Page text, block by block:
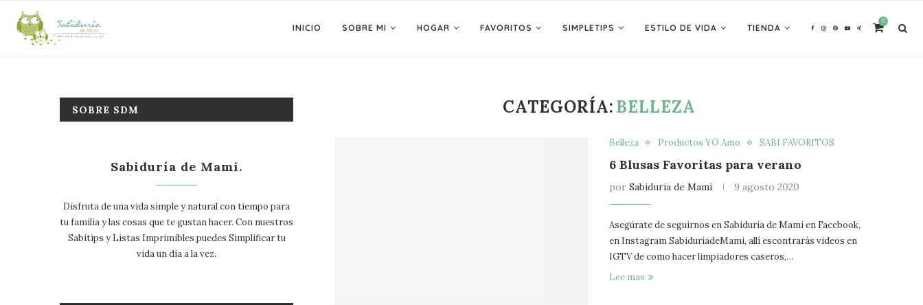
INICIO SOBRE MI HOGAR FAVORITOS SIMPLETIPS ESTILO DE VIDA TIENDA
0
CATEGORÍA:BELLEZA
Belleza Productos YO Amo SABI FAVORITOS
6 Blusas Favoritas para verano
porSabiduria de Mami 9 agosto 2020
Asegúrate de seguirnos en Sabiduría de Mami en Facebook,
en Instagram SabiduríadeMami, allí escontrarás videos en
IGTV de como hacer limpiadores caseros,…
Lee mas
SOBRE SDM
Sabiduría de Mami.
Disfruta de una vida simple y natural con tiempo para
tu familia y las cosas que te gustan hacer. Con nuestros
Sabitips y Listas Imprimibles puedes Simplificar tu
vida un día a la vez.